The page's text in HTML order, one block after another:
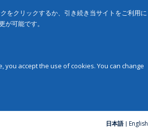
をクリックするか、引き続き当サイトをご利用に
可能です。
accept the use of cookies. You can change
日本語 English